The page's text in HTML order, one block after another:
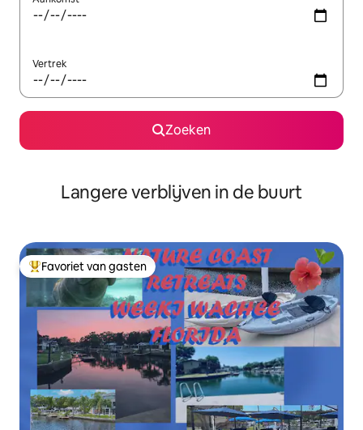
Vertrek
Zoeken
Langere verblijven in de buurt
Topfavoriet van gasten
Favoriet van gasten